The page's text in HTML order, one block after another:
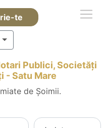
te
Publici, Societăți
- Satu Mare
de Șoimii.